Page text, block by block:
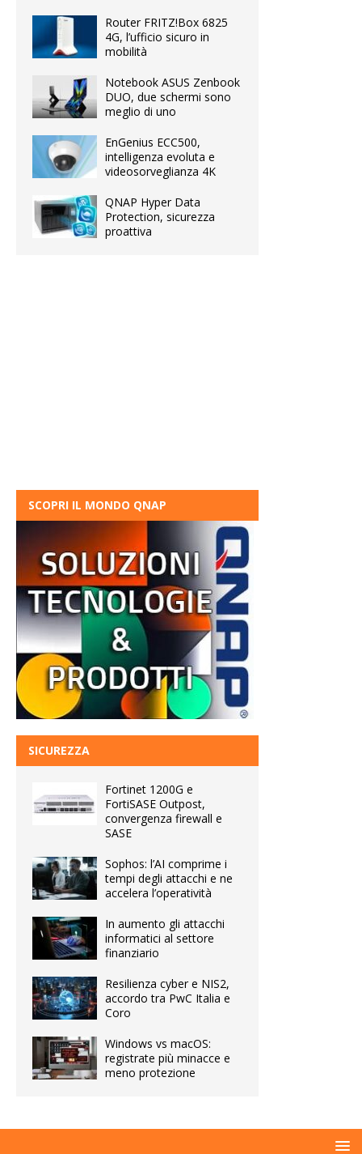
Router FRITZ!Box 6825
4G, l’ufficio sicuro in
mobilità
Notebook ASUS Zenbook
DUO, due schermi sono
meglio di uno
EnGenius ECC500,
intelligenza evoluta e
videosorveglianza 4K
QNAP Hyper Data
Protection, sicurezza
proattiva
SCOPRI IL MONDO QNAP
SICUREZZA
Fortinet 1200G e
FortiSASE Outpost,
convergenza firewall e
SASE
Sophos: l’AI comprime i
tempi degli attacchi e ne
accelera l’operatività
In aumento gli attacchi
informatici al settore
finanziario
Resilienza cyber e NIS2,
accordo tra PwC Italia e
Coro
Windows vs macOS:
registrate più minacce e
meno protezione